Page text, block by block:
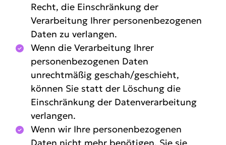
Recht, die Einschränkung der
Verarbeitung Ihrer personenbezogenen
Daten zu verlangen.
Wenn die Verarbeitung Ihrer
personenbezogenen Daten
unrechtmäßig geschah/geschieht,
können Sie statt der Löschung die
Einschränkung der Datenverarbeitung
verlangen.
Wenn wir Ihre personenbezogenen